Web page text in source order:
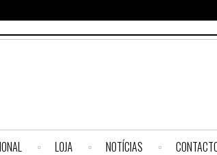
LOJA NOTÍCIAS